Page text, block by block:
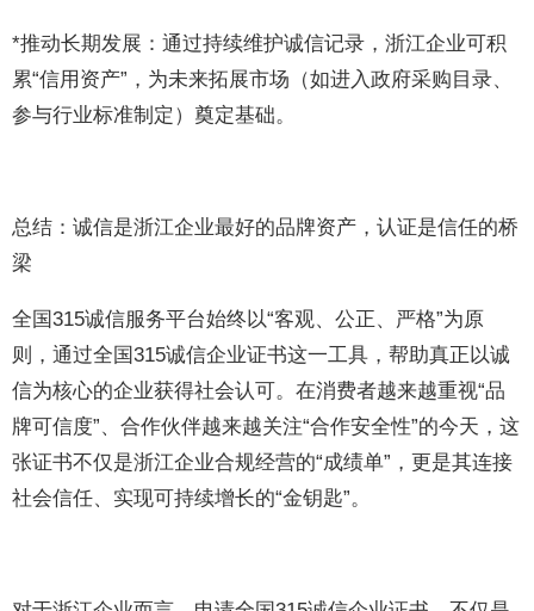
*推动长期发展：通过持续维护诚信记录，浙江企业可积
累“信用资产”，为未来拓展市场（如进入政府采购目录、
参与行业标准制定）奠定基础。
总结：诚信是浙江企业最好的品牌资产，认证是信任的桥
梁
全国315诚信服务平台始终以“客观、公正、严格”为原
则，通过全国315诚信企业证书这一工具，帮助真正以诚
信为核心的企业获得社会认可。在消费者越来越重视“品
牌可信度”、合作伙伴越来越关注“合作安全性”的今天，这
张证书不仅是浙江企业合规经营的“成绩单”，更是其连接
社会信任、实现可持续增长的“金钥匙”。